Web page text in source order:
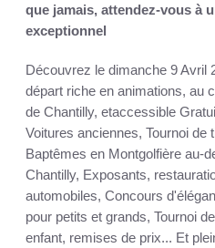
que jamais, attendez-vous à
exceptionnel
Découvrez le dimanche 9 Avril
départ riche en animations, au
de Chantilly, etaccessible
Voitures anciennes, Tournoi de
Baptêmes en Montgolfière au-
Chantilly, Exposants,
automobiles, Concours
pour petits et grands, Tournoi
enfant, remises de prix... Et